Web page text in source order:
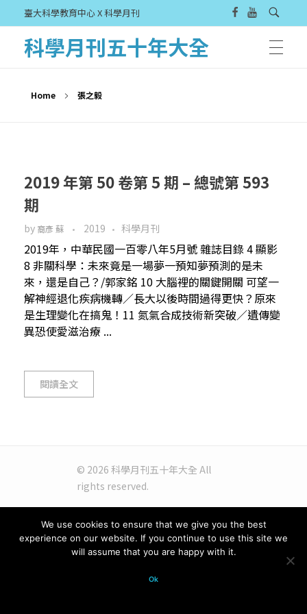
臺大科學教育中心 X 科學月刊
科學月刊五十年大全
Home 張之毅
2019 年第 50 卷第 5 期 – 總號第 593
期
by 裔彥 蘇 2019 科學月刊
2019年，中華民國一百零八年5月號 雜誌目錄 4 顯影
8 非關科學：未來竟是一場夢一預知夢預測的是未
來，還是自己？/郭家銘 10 大腦裡的關鍵開關 可望一
解神經退化疾病機轉／長大以後時間過得更快？原來
是生理變化在搞鬼！11 氮氣合成技術新突破／遺傳變
異恐使愛滋治療 ...
閱讀全文
© 2026 科學月刊五十年大全 All
rights reserved.
We use cookies to ensure that we give you the best
experience on our website. If you continue to use this site we
will assume that you are happy with it.
Ok